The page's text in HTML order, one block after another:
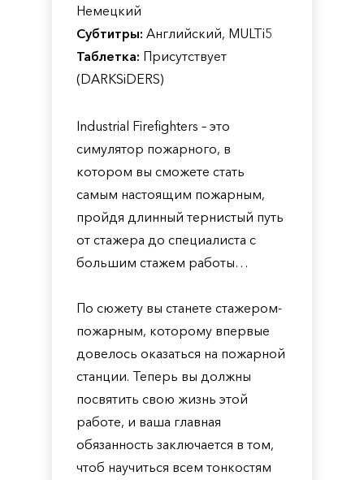
Немецкий
Субтитры: Английский, MULTi5
Таблетка: Присутствует
(DARKSiDERS)
Industrial Firefighters – это
симулятор пожарного, в
котором вы сможете стать
самым настоящим пожарным,
пройдя длинный тернистый путь
от стажера до специалиста с
большим стажем работы…
По сюжету вы станете стажером-
пожарным, которому впервые
довелось оказаться на пожарной
станции. Теперь вы должны
посвятить свою жизнь этой
работе, и ваша главная
обязанность заключается в том,
чтоб научиться всем тонкостям